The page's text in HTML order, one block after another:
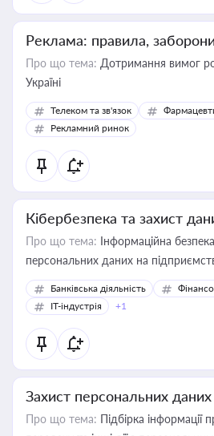
Реклама: правила,
Про що тема: Дотримання вимог
Україні
Телеком та зв'язок
Рекламний ринок
Кібербезпека та захист
Про що тема: Інформаційна
персональних даних на
Банківська діяльність
IT-індустрія
+1
Захист персональних даних
Про що тема: Підбірка інформації